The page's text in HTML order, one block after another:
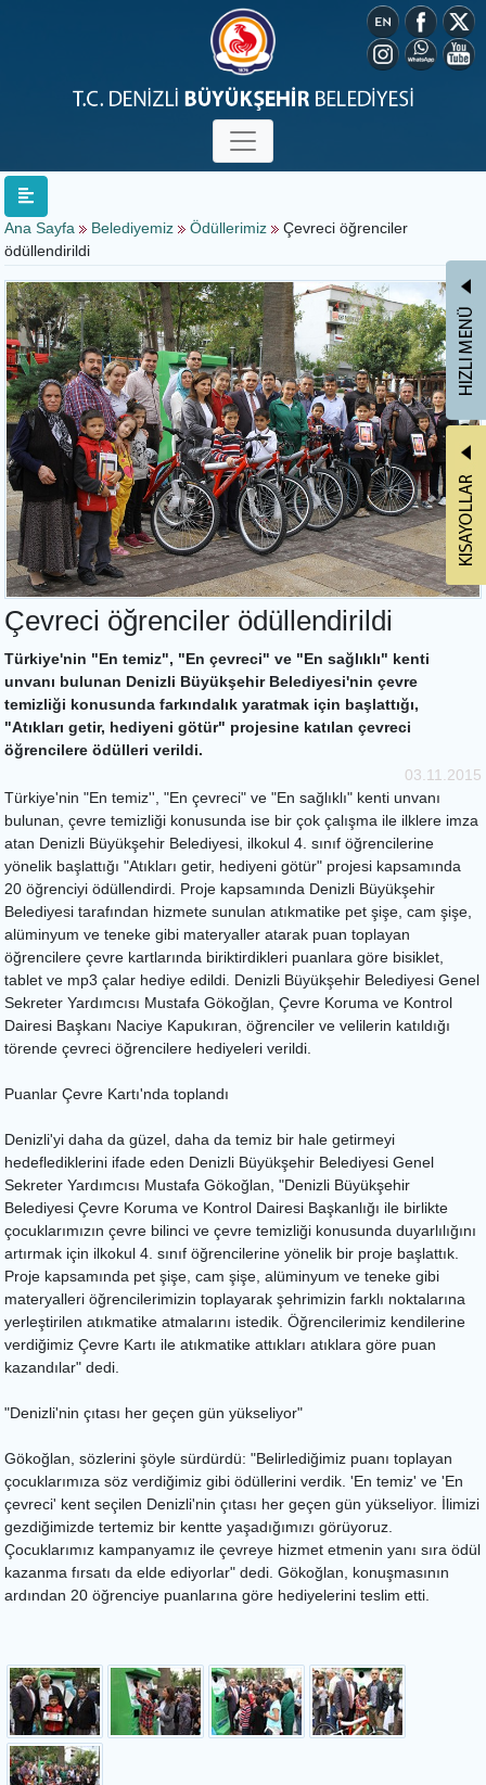
Ana Sayfa Belediyemiz Ödüllerimiz
Çevreci öğrenciler
ödüllendirildi
Çevreci öğrenciler ödüllendirildi
Türkiye'nin "En temiz", "En çevreci" ve "En sağlıklı" kenti
unvanı bulunan Denizli Büyükşehir Belediyesi'nin çevre
temizliği konusunda farkındalık yaratmak için başlattığı,
"Atıkları getir, hediyeni götür" projesine katılan çevreci
öğrencilere ödülleri verildi.
03.11.2015
Türkiye'nin "En temiz'', "En çevreci" ve "En sağlıklı" kenti unvanı
bulunan, çevre temizliği konusunda ise bir çok çalışma ile ilklere imza
atan Denizli Büyükşehir Belediyesi, ilkokul 4. sınıf öğrencilerine
yönelik başlattığı "Atıkları getir, hediyeni götür" projesi kapsamında
20 öğrenciyi ödüllendirdi. Proje kapsamında Denizli Büyükşehir
Belediyesi tarafından hizmete sunulan atıkmatike pet şişe, cam şişe,
alüminyum ve teneke gibi materyaller atarak puan toplayan
öğrencilere çevre kartlarında biriktirdikleri puanlara göre bisiklet,
tablet ve mp3 çalar hediye edildi. Denizli Büyükşehir Belediyesi Genel
Sekreter Yardımcısı Mustafa Gökoğlan, Çevre Koruma ve Kontrol
Dairesi Başkanı Naciye Kapukıran, öğrenciler ve velilerin katıldığı
törende çevreci öğrencilere hediyeleri verildi.
Puanlar Çevre Kartı'nda toplandı
Denizli'yi daha da güzel, daha da temiz bir hale getirmeyi
hedeflediklerini ifade eden Denizli Büyükşehir Belediyesi Genel
Sekreter Yardımcısı Mustafa Gökoğlan, "Denizli Büyükşehir
Belediyesi Çevre Koruma ve Kontrol Dairesi Başkanlığı ile birlikte
çocuklarımızın çevre bilinci ve çevre temizliği konusunda duyarlılığını
artırmak için ilkokul 4. sınıf öğrencilerine yönelik bir proje başlattık.
Proje kapsamında pet şişe, cam şişe, alüminyum ve teneke gibi
materyalleri öğrencilerimizin toplayarak şehrimizin farklı noktalarına
yerleştirilen atıkmatike atmalarını istedik. Öğrencilerimiz kendilerine
verdiğimiz Çevre Kartı ile atıkmatike attıkları atıklara göre puan
kazandılar" dedi.
"Denizli'nin çıtası her geçen gün yükseliyor"
Gökoğlan, sözlerini şöyle sürdürdü: "Belirlediğimiz puanı toplayan
çocuklarımıza söz verdiğimiz gibi ödüllerini verdik. 'En temiz' ve 'En
çevreci' kent seçilen Denizli'nin çıtası her geçen gün yükseliyor. İlimizi
gezdiğimizde tertemiz bir kentte yaşadığımızı görüyoruz.
Çocuklarımız kampanyamız ile çevreye hizmet etmenin yanı sıra ödül
kazanma fırsatı da elde ediyorlar" dedi. Gökoğlan, konuşmasının
ardından 20 öğrenciye puanlarına göre hediyelerini teslim etti.